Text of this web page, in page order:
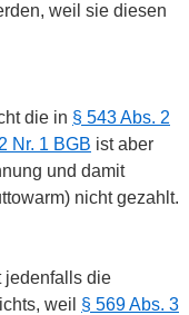
weil sie diesen
die in § 543 Abs. 2
Nr. 1 BGB ist aber
und damit
nicht gezahlt.
jedenfalls die
weil § 569 Abs. 3